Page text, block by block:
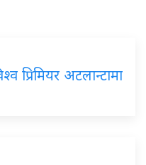
प्रिमियर अटलान्टामा